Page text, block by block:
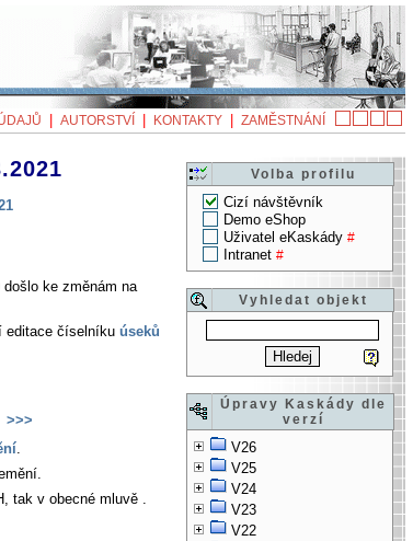
AUTORSTVÍ KONTAKTY ZAMĚSTNÁNÍ
Volba profilu
Cizí návštěvník
Demo eShop
Uživatel eKaskády #
Intranet #
Vyhledat objekt
Úpravy Kaskády dle
verzí
V26
V25
V24
V23
V22
ke změnám na
editace číselníku úseků
>>>
.
tak v obecné mluvě .